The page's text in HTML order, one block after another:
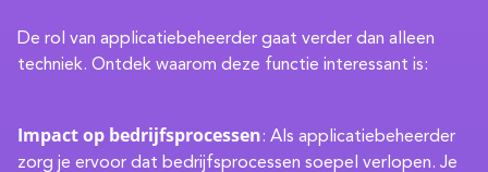
De rol van applicatiebeheerder gaat verder dan alleen
techniek. Ontdek waarom deze functie interessant is:
Impact op bedrijfsprocessen: Als applicatiebeheerder
zorg je ervoor dat bedrijfsprocessen soepel verlopen. Je